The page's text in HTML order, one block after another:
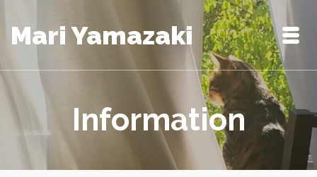
Mari Yamazaki
Information